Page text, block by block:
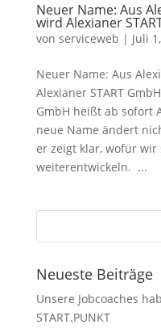
Neuer Name: Aus
wird Alexianer
von serviceweb | Juli
Neuer Name: Aus
Alexianer START
GmbH heißt ab sofort
neue Name ändert
er zeigt klar, wofür
weiterentwickeln. ...
Neueste Beiträge
Unsere Jobcoaches
START.PUNKT